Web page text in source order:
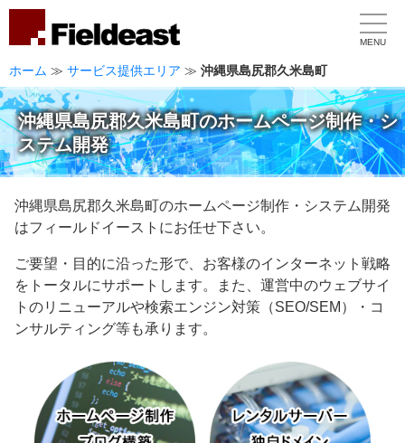
MENU
ホーム ≫ サービス提供エリア ≫ 沖縄県島尻郡久米島町
沖縄県島尻郡久米島町のホームページ制作・シ
ステム開発
沖縄県島尻郡久米島町のホームページ制作・システム開発
はフィールドイーストにお任せ下さい。
ご要望・目的に沿った形で、お客様のインターネット戦略
をトータルにサポートします。また、運営中のウェブサイ
トのリニューアルや検索エンジン対策（SEO/SEM）・コ
ンサルティング等も承ります。